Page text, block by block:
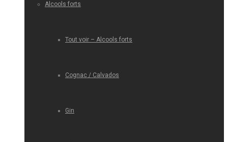
Alcools forts
Tout voir – Alcools forts
Cognac / Calvados
Gin